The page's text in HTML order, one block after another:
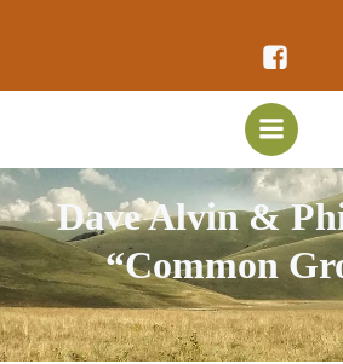
al
Dave Alvin &
“Common